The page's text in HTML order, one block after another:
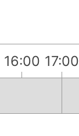
16:00 17:00